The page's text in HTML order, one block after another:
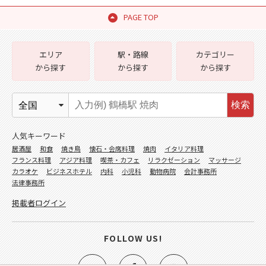
PAGE TOP
エリア
から探す
駅・路線
から探す
カテゴリー
から探す
検索
人気キーワード
居酒屋 和食 焼き鳥 懐石・会席料理 焼肉
イタリア料理
フランス料理
アジア料理 喫茶・カフェ リラクゼーション
マッサージ
カラオケ
ビジネスホテル 内科 小児科 動物病院
会計事務所
法律事務所
掲載者ログイン
FOLLOW US!